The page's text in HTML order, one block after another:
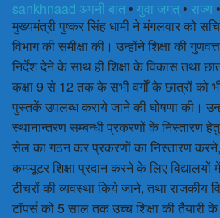
अन्य खबरै
sankhnaad अपनी बात • युवा जगत् • राज्य •
मुख्यमंत्री पुष्कर सिंह धामी ने मंगलवार को
विभाग की समीक्षा की। उन्होंने शिक्षा की
निर्देश देने के साथ ही शिक्षा के विकास तथा
कक्षा 9 से 12 तक के सभी वर्गों के छात्रों को
पुस्तकें उपलब्ध कराये जाने की घोषणा की।
स्थानान्तरण सम्बन्धी प्रकरणों के निस्तारण
सेल का गठन कर प्रकरणों का निस्तारण
कम्प्यूटर शिक्षा प्रदान करने के लिए
टीचरों की व्यवस्था किये जाने, तथा राजकीय
टॉपर्स को 5 साल तक उच्च शिक्षा की तैयारी